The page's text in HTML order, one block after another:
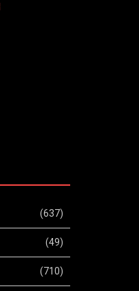
(637)
(49)
(710)